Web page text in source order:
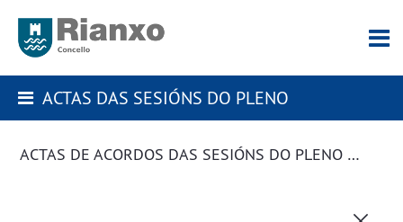
ACTAS DAS SESIÓNS DO PLENO
ACTAS DE ACORDOS DAS SESIÓNS DO PLENO DA CORPORACIÓN